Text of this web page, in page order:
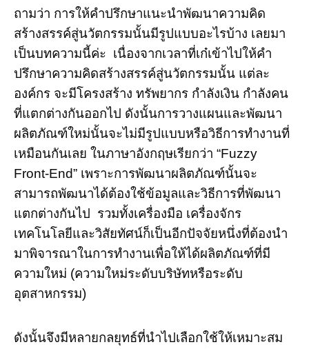
ถามว่า การให้คำปรึกษาแนะนำพัฒนาความคิด
สร้างสรรค์สู่นวัตกรรมนั้นมีรูปแบบอะไรบ้าง เลยมา
เป็นบทความนี้ค่ะ เนื่องจากเวลาที่เก๋เข้าไปให้คำ
ปรึกษาความคิดสร้างสรรค์สู่นวัตกรรมนั้น แต่ละ
องค์กร จะมีโครงสร้าง ทรัพยากร กำลังเงิน กำลังคน
ที่แตกต่างกันออกไป ดังนั้นการวางแผนและพัฒนา
ผลิตภัณฑ์ใหม่นั้นจะไม่มีรูปแบบหรือวิธีการทำงานที่
เหมือนกันเลย ในภาษาอังกฤษเรียกว่า “Fuzzy
Front-End” เพราะการพัฒนาผลิตภัณฑ์นั้นจะ
สามารถพัฒนาได้ต้องใช้ข้อมูลและวิธีการที่พัฒนา
แตกต่างกันไป รวมทั้งเครื่องมือ เครื่องจักร
เทคโนโลยีและวิสัยทัศน์ก็เป็นอีกปัจจัยหนึ่งที่ต้องนำ
มาพิจารณาในการทำงานเพื่อให้ได้ผลิตภัณฑ์ที่มี
ความใหม่ (ความใหม่ระดับบริษัทหรือระดับ
อุตสาหกรรม)
ดังนั้นจึงมีหลายกลยุทธ์ที่นำไปเลือกใช้ให้เหมาะสม